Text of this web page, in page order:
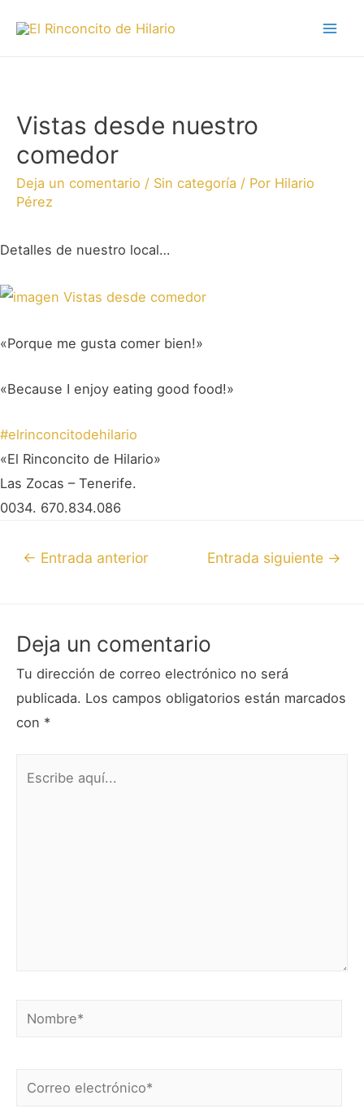
Vistas desde nuestro
comedor
Deja un comentario / Sin categoría / Por Hilario
Pérez
Detalles de nuestro local…
«Porque me gusta comer bien!»
«Because I enjoy eating good food!»
‪#‎elrinconcitodehilario‬
«El Rinconcito de Hilario»
Las Zocas – Tenerife.
0034. 670.834.086
← Entrada anterior Entrada siguiente →
Deja un comentario
Tu dirección de correo electrónico no será
publicada. Los campos obligatorios están marcados
con *